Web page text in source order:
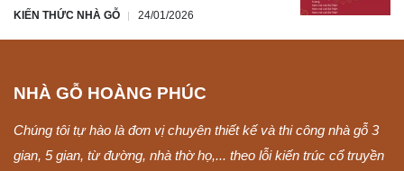
KIẾN THỨC NHÀ GỖ 24/01/2026
NHÀ GỖ HOÀNG PHÚC
Chúng tôi tự hào là đơn vị chuyên thiết kế và thi công nhà gỗ 3
gian, 5 gian, từ đường, nhà thờ họ,... theo lỗi kiến trúc cổ truyền